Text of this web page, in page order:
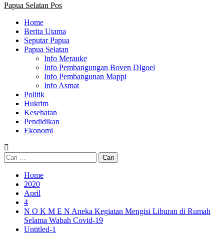
Papua Selatan Pos
Home
Berita Utama
Seputar Papua
Papua Selatan
Info Merauke
Info Pembangungan Boven DIgoel
Info Pembangunan Mappi
Info Asmat
Politik
Hukrim
Kesehatan
Pendidikan
Ekonomi
Cari
untuk:
Home
2020
April
4
N O K M E N Aneka Kegiatan Mengisi Liburan di Rumah
Selama Wabah Covid-19
Untitled-1